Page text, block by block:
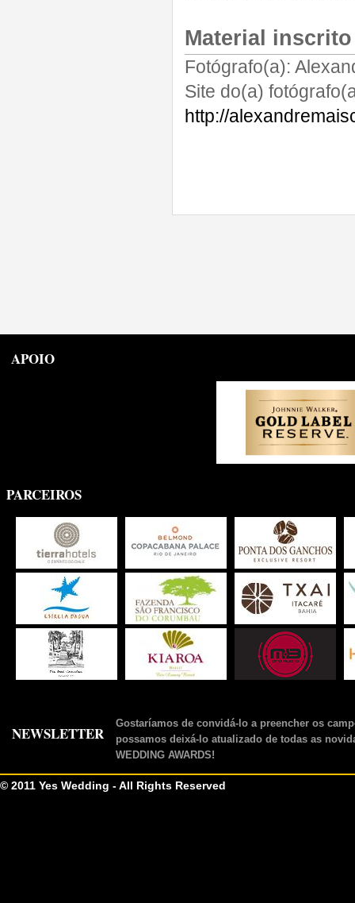
Material inscrito
Fotógrafo(a):
Site do(a)
http://
APOIO
PARCEIROS
NEWSLETTER
Gostaríamos de convidá-lo a preencher os
possamos deixá-lo atualizado de todas as
WEDDING AWARDS!
© 2011 Yes Wedding - All Rights Reserved